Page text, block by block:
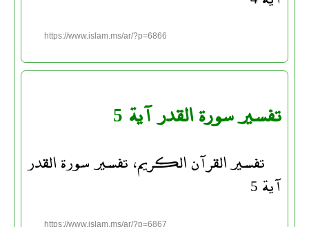
https://www.islam.ms/ar/?p=6866
تفسير سورة القدر آية 5
تفسير القرآن الكريم، تفسير سورة القدر
آية 5
https://www.islam.ms/ar/?p=6867